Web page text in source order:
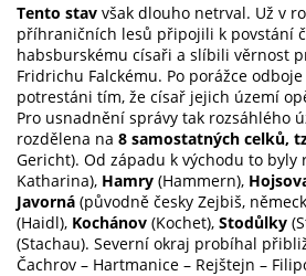
Tento stav však dlouho netrval. Už v
příhraničních lesů připojili k povstání
habsburskému císaři a slíbili věrnost
Fridrichu Falckému. Po porážce
potrestáni tím, že císař jejich území
Pro usnadnění správy tak rozsáhlého
rozdělena na 8 samostatných celků,
Gericht). Od západu k východu to byly
Katharina), Hamry (Hammern),
Javorná (původně česky Zejbiš,
(Haidl), Kochánov (Kochet), Stodůlky
(Stachau). Severní okraj probíhal
Čachrov – Hartmanice – Rejštejn –